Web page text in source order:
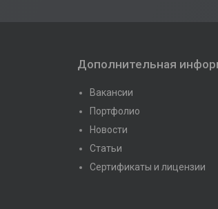
Дополнительная
Вакансии
Портфолио
Новости
Статьи
Сертификаты и лицензии